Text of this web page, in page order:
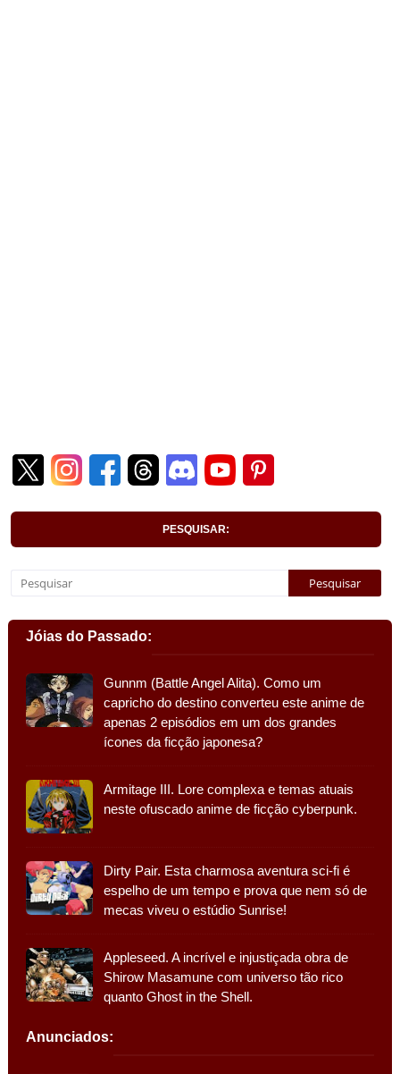
PESQUISAR:
Jóias do Passado:
Gunnm (Battle Angel Alita). Como um
capricho do destino converteu este anime de
apenas 2 episódios em um dos grandes
ícones da ficção japonesa?
Armitage III. Lore complexa e temas atuais
neste ofuscado anime de ficção cyberpunk.
Dirty Pair. Esta charmosa aventura sci-fi é
espelho de um tempo e prova que nem só de
mecas viveu o estúdio Sunrise!
Appleseed. A incrível e injustiçada obra de
Shirow Masamune com universo tão rico
quanto Ghost in the Shell.
Anunciados: